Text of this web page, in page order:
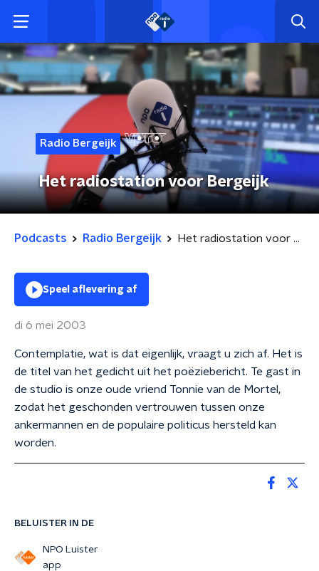
Radio Bergeijk
Het radiostation voor Bergeijk
Podcasts Radio Bergeijk Het radiostation voor Bergeijk
BELUISTER IN DE
NPO Luister
app
Speel aflevering af
di 6 mei 2003
Contemplatie, wat is dat eigenlijk, vraagt u zich af. Het is
de titel van het gedicht uit het poëziebericht. Te gast in
de studio is onze oude vriend Tonnie van de Mortel,
zodat het geschonden vertrouwen tussen onze
ankermannen en de populaire politicus hersteld kan
worden.